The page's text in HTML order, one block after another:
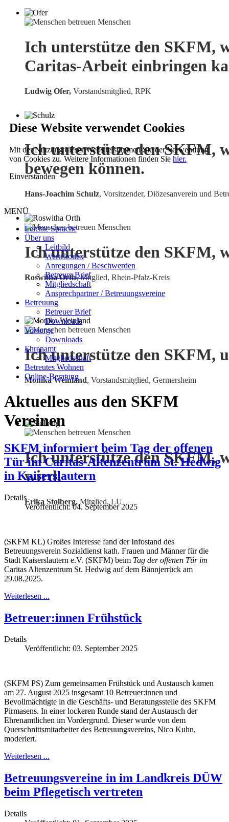
Ich unterstütze den SKFM,
Caritas-Arbeit einbringen
Ludwig Ofer, Vorstandsmitglied, RPK
Ich unterstütze den SKFM,
bewegen können.
Hans-Joachim Schulz, Vorsitzender, Diözesanverein und
Ich unterstütze den SKFM,
Roswitha Orth, Mitglied, Rhein-Pfalz-Kreis
Ich unterstütze den SKFM,
Monika Weinland, Vorstandsmitglied, Germersheim
Ich unterstütze den SKFM,
wird.
Erika Stolberg, Mitglied, LU
Diese Website verwendet Cookies
Mit der Nutzung dieser Website stimmen Sie der Verwendung
von Cookies zu. Weitere Informationen finden Sie hier.
Einverstanden
MENÜ
Leichte Sprache
Über uns
Leitbild
Wertekodex
Anregungen / Beschwerden
Betreuer Brief
Mitgliedschaft
Ansprechpartner / Betreuungsvereine
Betreuung
Betreuer Brief
Downloads
Vorsorge
Downloads
Ehrenamt
Mitgliedschaft
Betreutes Wohnen
Online-Beratung
Aktuelles aus den SKFM
Vereinen
SKFM informiert beim Tag der offenen
Tür im Caritas-Altenzentrum St. Hedwig
in Kaiserslautern
Details
Veröffentlicht: 04. September 2025
(SKFM KL) Großes Interesse fand der Infostand des
Betreuungsverein Sozialdienst kath. Frauen und Männer für die
Stadt Kaiserslautern e.V. (SKFM) beim Tag der offenen Tür im
Caritas Altenzentrum St. Hedwig auf dem Bännjerrück am
29.08.2025.
Weiterlesen ...
Betreuer:innen Frühstück
Details
Veröffentlicht: 03. September 2025
(SKFM PS) Zum gemeinsamen Frühstück und Austausch kamen
am 27. August 2025 insgesamt 10 Betreuer:innen und
Bevollmächtigte in die Geschäfts- und Beratungsstelle des SKFM
Pirmasens. In einer lockeren Runde stand der Austausch der
Ehrenamtlichen im Vordergrund. Dieser wurde von dem
Querschnittsmitarbeiter des Betreuungsvereins, Nico Kuhn,
moderiert.
Weiterlesen ...
Betreuungsvereine in im Landkreis DÜW
beim Pflegetisch vertreten
Details